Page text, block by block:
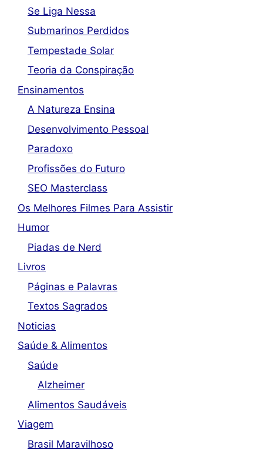
Se Liga Nessa
Submarinos Perdidos
Tempestade Solar
Teoria da Conspiração
Ensinamentos
A Natureza Ensina
Desenvolvimento Pessoal
Paradoxo
Profissões do Futuro
SEO Masterclass
Os Melhores Filmes Para Assistir
Humor
Piadas de Nerd
Livros
Páginas e Palavras
Textos Sagrados
Noticias
Saúde & Alimentos
Saúde
Alzheimer
Alimentos Saudáveis
Viagem
Brasil Maravilhoso